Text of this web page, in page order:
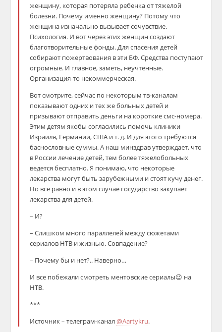
женщину, которая потеряла ребенка от тяжелой
болезни. Почему именно женщину? Потому что
женщина изначально вызывает сочувствие.
Психология. И вот через этих женщин создают
благотворительные фонды. Для спасения детей
собирают пожертвования в эти БФ. Средства поступают
огромные. И главное, заметь, неучтенные.
Организация-то некоммерческая.
Вот смотрите, сейчас по некоторым тв-каналам
показывают одних и тех же больных детей и
призывают отправить деньги на короткие смс-номера.
Этим детям якобы согласились помочь клиники
Израиля, Германии, США и т. д. И для этого требуются
баснословные суммы. А наш минздрав утверждает, что
в России лечение детей, тем более тяжелобольных
ведется бесплатно. Я понимаю, что некоторые
лекарства могут быть зарубежными и стоят кучу денег.
Но все равно и в этом случае государство закупает
лекарства для детей.
– И?
– Слишком много параллелей между сюжетами
сериалов НТВ и жизнью. Совпадение?
– Почему бы и нет?.. Наверно…
И все побежали смотреть ментовские сериалы😉 на
НТВ.
***
Источник – телеграм-канал@Aartykru.